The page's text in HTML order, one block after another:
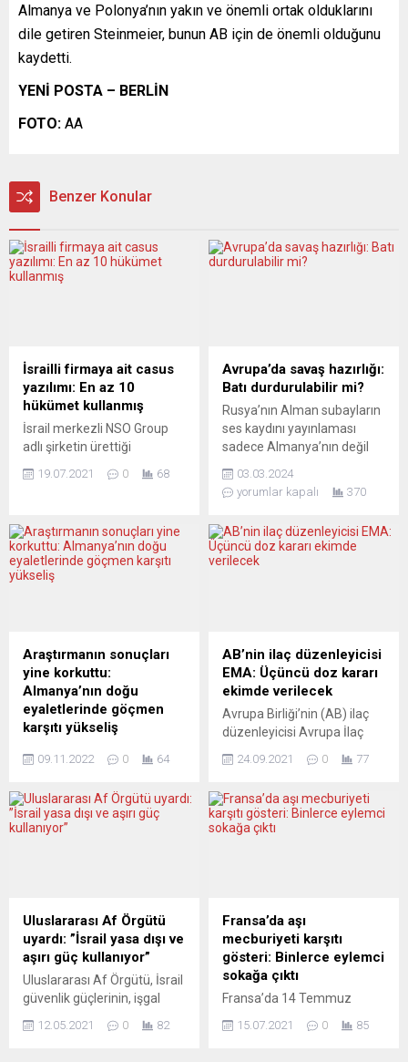
Almanya ve Polonya’nın yakın ve önemli ortak olduklarını
dile getiren Steinmeier, bunun AB için de önemli olduğunu
kaydetti.
YENİ POSTA – BERLİN
FOTO: AA
Benzer Konular
İsrailli firmaya ait casus
yazılımı: En az 10
hükümet kullanmış
İsrail merkezli NSO Group
adlı şirketin ürettiği
yazılım aracılığıyla küresel
alındığı öne sürülerek, en az
10 hükümetin bu şirketin
müşterisi olduğu iddia edildi.
izlendiği ortaya çıktı. Federal
Almanya’da...
19.07.2021 0 68
Avrupa’da savaş hazırlığı:
Batı durdurulabilir mi?
Rusya’nın Alman subayların
ses kaydını yayınlaması
sadece Almanya’nın değil
bomba gibi düşerken Taurus
seyir füzelerinin Ukrayna’ya
defalarca bildiren Başbakan
Olaf Scholz’un da fena
somut savaş planlarının
kanıtı olarak algılanıyor.
Siyasette, medyada ve...
03.03.2024
yorumlar kapalı
370
Araştırmanın sonuçları
yine korkuttu:
Almanya’nın doğu
eyaletlerinde göçmen
karşıtı yükseliş
eyaletlerinde yabancı ve
söylemlere desteğin arttığı
bildirildi. Leipzig Üniversitesi
Müslüman düşmanlığı
içeren söylemelere onay
verenlerin oranının arttığını
ortaya koydu. Araştırmaya
göre, Almanya genelinde
“yabancı düşmanı”
söylemleri kesin bir şekilde
09.11.2022 0 64
AB’nin ilaç düzenleyicisi
EMA: Üçüncü doz kararı
ekimde verilecek
Avrupa Birliği’nin (AB) ilaç
düzenleyicisi Avrupa İlaç
(Covid-19) karşı mRNA
aşıların üçüncü dozunun
uygulanması hakkındaki
düzenlediği basın
toplantısında, bugüne kadar
yürütülen çalışmaların
bağışıklık sistemi
gelişmemiş kişilerde ikinci
dozdan en az iki ay sonra...
24.09.2021 0 77
Uluslararası Af Örgütü
uyardı: ”İsrail yasa dışı ve
aşırı güç kullanıyor”
Uluslararası Af Örgütü, İsrail
güvenlik güçlerinin, işgal
Filistinli barışçıl göstericilere
12.05.2021 0 82
Fransa’da aşı
mecburiyeti karşıtı
gösteri: Binlerce eylemci
sokağa çıktı
Fransa’da 14 Temmuz
başkent Paris yeni tip
15.07.2021 0 85